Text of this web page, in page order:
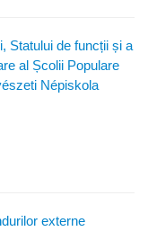
Statului de funcții și a
al Școlii Populare
Népiskola
externe